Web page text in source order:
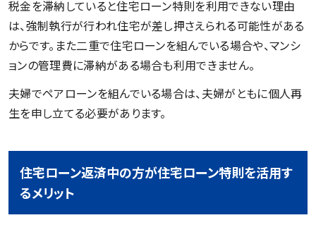
税金を滞納していると住宅ローン特則を利用できない理由
は、強制執行が行われ住宅が差し押さえられる可能性がある
からです。また二重で住宅ローンを組んでいる場合や、マンシ
ョンの管理費に滞納がある場合も利用できません。
夫婦でペアローンを組んでいる場合は、夫婦がともに個人再
生を申し立てる必要があります。
住宅ローン返済中の方が住宅ローン特則を活用す
るメリット